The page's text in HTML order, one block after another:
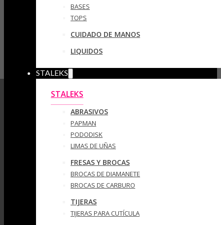
BASES
TOPS
CUIDADO DE MANOS
LIQUIDOS
STALEKS
STALEKS
ABRASIVOS
PAPMAN
PODODISK
LIMAS DE UÑAS
FRESAS Y BROCAS
BROCAS DE DIAMANETE
BROCAS DE CARBURO
TIJERAS
TIJERAS PARA CUTÍCULA